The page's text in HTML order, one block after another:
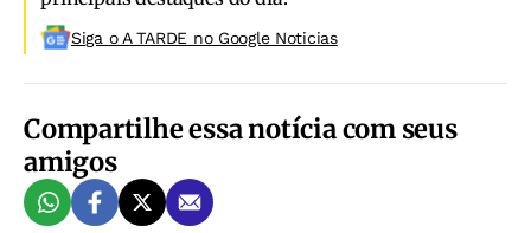
Siga o A TARDE no Google Noticias
Compartilhe essa notícia com seus
amigos